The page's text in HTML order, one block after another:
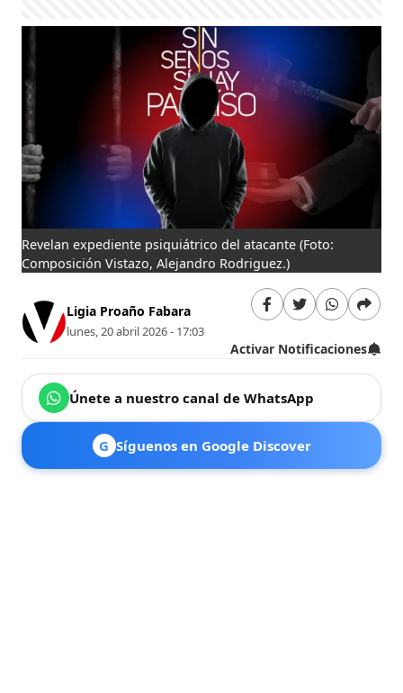
Revelan expediente psiquiátrico del atacante (Foto:
Composición Vistazo, Alejandro Rodriguez.)
Ligia Proaño Fabara
lunes, 20 abril 2026 - 17:03
Activar Notificaciones
Únete a nuestro canal de WhatsApp
G Síguenos en Google Discover